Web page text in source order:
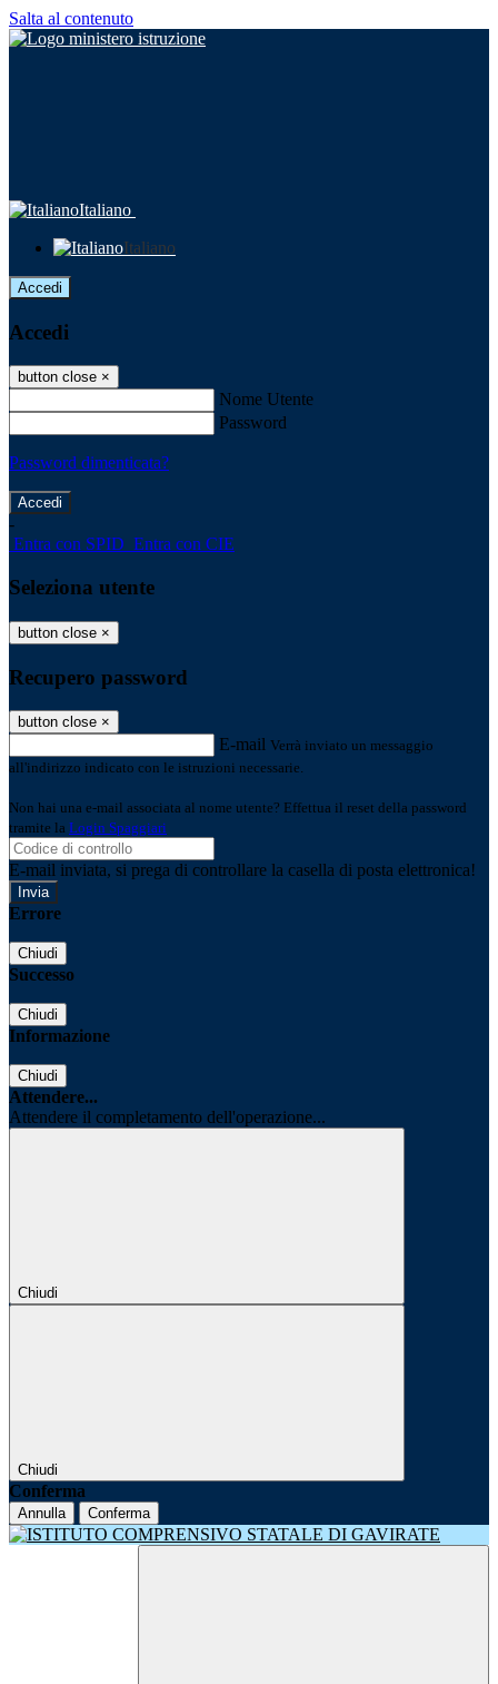
Salta al contenuto
Italiano
Italiano
Accedi
Accedi
button close ×
Nome Utente
Password
Password dimenticata?
-
Entra con SPID Entra con CIE
Seleziona utente
button close ×
Recupero password
button close ×
E-mail Verrà inviato un messaggio
all'indirizzo indicato con le istruzioni necessarie.
Non hai una e-mail associata al nome utente? Effettua il reset della password
tramite la Login Spaggiari
E-mail inviata, si prega di controllare la casella di posta elettronica!
Errore
Chiudi
Successo
Chiudi
Informazione
Chiudi
Attendere...
Attendere il completamento dell'operazione...
Chiudi
Chiudi
Conferma
Annulla Conferma